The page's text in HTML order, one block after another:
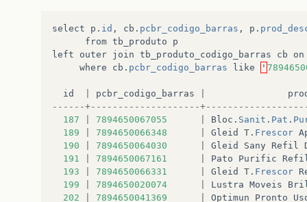
select p . id , cb . pcbr_codigo_barras , p .
from tb_produto
p
left
outer join tb_produto_codigo_barras cb
on
where
cb . pcbr_codigo_barras like '
id pcbr_codigo_barras
------+--------------------
187
7894650067055 Bloc . Sanit . Pat .
189
7894650066348 Gleid T . Frescor
190
7894650064030 Gleid Sany Refil
191
7894650067161 Pato Purific
193
7894650066331 Gleid T . Frescor
199
7894650020074 Lustra Moveis
202
7894650041369 Optimun Pronto